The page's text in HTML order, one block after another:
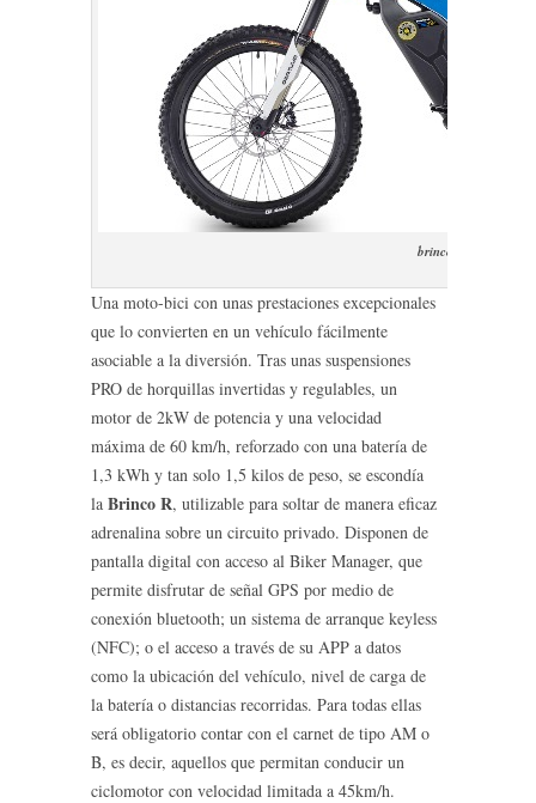
brinco-r-2016
Una moto-bici con unas prestaciones excepcionales
que lo convierten en un vehículo fácilmente
asociable a la diversión. Tras unas suspensiones
PRO de horquillas invertidas y regulables, un
motor de 2kW de potencia y una velocidad
máxima de 60 km/h, reforzado con una batería de
1,3 kWh y tan solo 1,5 kilos de peso, se escondía
la Brinco R, utilizable para soltar de manera eficaz
adrenalina sobre un circuito privado. Disponen de
pantalla digital con acceso al Biker Manager, que
permite disfrutar de señal GPS por medio de
conexión bluetooth; un sistema de arranque keyless
(NFC); o el acceso a través de su APP a datos
como la ubicación del vehículo, nivel de carga de
la batería o distancias recorridas. Para todas ellas
será obligatorio contar con el carnet de tipo AM o
B, es decir, aquellos que permitan conducir un
ciclomotor con velocidad limitada a 45km/h.